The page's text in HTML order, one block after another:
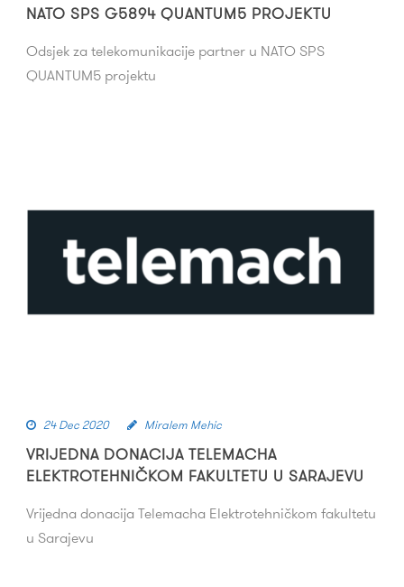
NATO SPS G5894 QUANTUM5 PROJEKTU
Odsjek za telekomunikacije partner u NATO SPS
QUANTUM5 projektu
24 Dec 2020 Miralem Mehic
VRIJEDNA DONACIJA TELEMACHA
ELEKTROTEHNIČKOM FAKULTETU U SARAJEVU
Vrijedna donacija Telemacha Elektrotehničkom fakultetu
u Sarajevu